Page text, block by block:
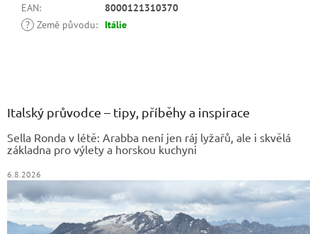
EAN:
8000121310370
? Země původu: Itálie
Italský průvodce – tipy, příběhy a inspirace
Sella Ronda v létě: Arabba není jen ráj lyžařů, ale i skvělá
základna pro výlety a horskou kuchyni
6.8.2026